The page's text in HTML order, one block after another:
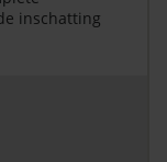
inschatting